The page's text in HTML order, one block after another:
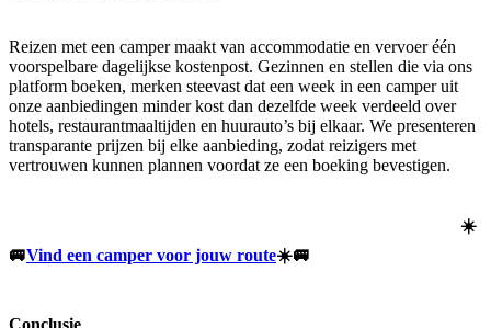
Reizen met een camper maakt van accommodatie en vervoer één
voorspelbare dagelijkse kostenpost. Gezinnen en stellen die via ons
platform boeken, merken steevast dat een week in een camper uit
onze aanbiedingen minder kost dan dezelfde week verdeeld over
hotels, restaurantmaaltijden en huurauto’s bij elkaar. We presenteren
transparante prijzen bij elke aanbieding, zodat reizigers met
vertrouwen kunnen plannen voordat ze een boeking bevestigen.
☀️
🚐Vind een camper voor jouw route☀️🚐